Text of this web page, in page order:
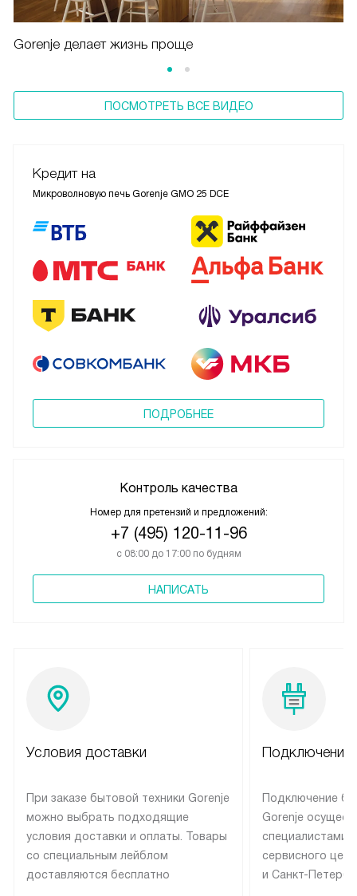
Gorenje делает жизнь проще
ПОСМОТРЕТЬ ВСЕ ВИДЕО
Кредит на
Микроволновую печь Gorenje GMO 25 DCE
ПОДРОБНЕЕ
Контроль качества
Номер для претензий и предложений:
+7 (495) 120-11-96
с 08:00 до 17:00 по будням
НАПИСАТЬ
Условия доставки
При заказе бытовой техники Gorenje
можно выбрать подходящие
условия доставки и оплаты. Товары
со специальным лейблом
доставляются бесплатно
Подключение
Подключение
Gorenje
специалистами
сервисного
и Санкт-